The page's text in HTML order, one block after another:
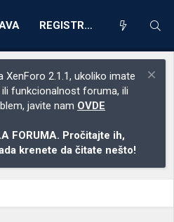
REGISTRACIJA
2.1.1, ukoliko imate
funkcionalnost foruma, ili
javite nam OVDE
FORUMA. Pročitajte ih,
krenete da čitate nešto!